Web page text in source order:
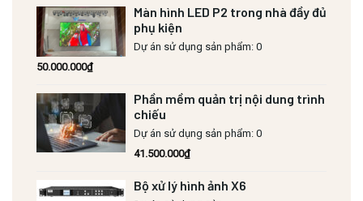
Màn hình LED P2 trong nhà đầy đủ
phụ kiện
Dự án sử dụng sản phẩm: 0
50.000.000₫
Phần mềm quản trị nội dung trình
chiếu
Dự án sử dụng sản phẩm: 0
41.500.000₫
Bộ xử lý hình ảnh X6